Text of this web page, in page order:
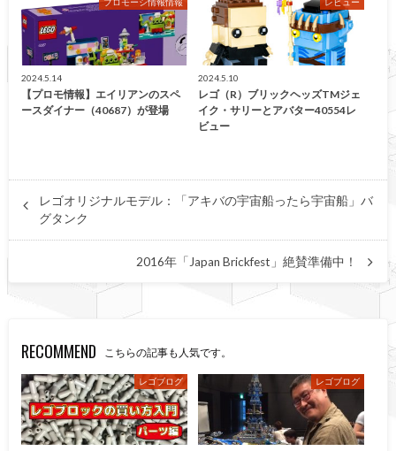
2024.5.14
【プロモ情報】エイリアンのスペ
ースダイナー（40687）が登場
2024.5.10
レゴ（R）ブリックヘッズTMジェ
イク・サリーとアバター40554レ
ビュー
レゴオリジナルモデル：「アキバの宇宙船ったら宇宙船」バ
グタンク
2016年「Japan Brickfest」絶賛準備中！
RECOMMEND こちらの記事も人気です。
レゴブログ レゴブログ